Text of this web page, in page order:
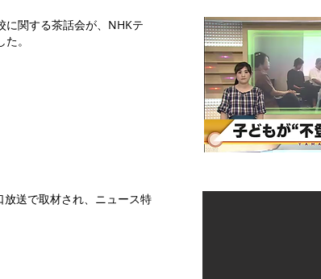
に関する茶話会が、NHKテ
。
放送で取材され、ニュース特